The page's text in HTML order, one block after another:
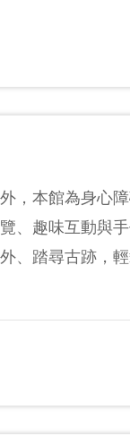
，本館為身心
、趣味互動與
、踏尋古跡，